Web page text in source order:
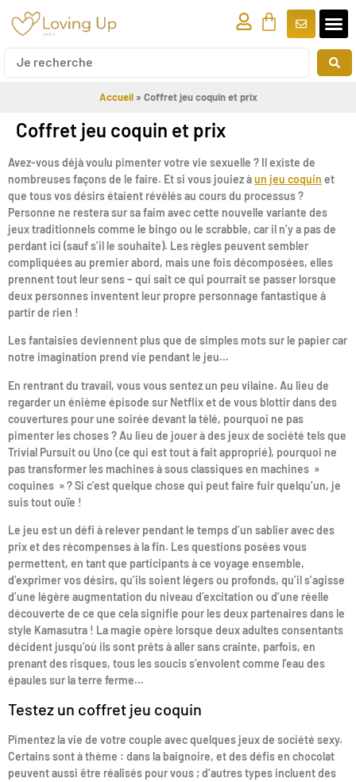
Accueil» Coffret jeu coquin et prix
Coffret jeu coquin et prix
Avez-vous déjà voulu pimenter votre vie sexuelle ? Il existe de
nombreuses façons de le faire. Et si vous jouiez àun jeu coquin et
que tous vos désirs étaient révélés au cours du processus ?
Personne ne restera sur sa faim avec cette nouvelle variante des
jeux traditionnels comme le bingo ou le scrabble, car il n’y a pas de
perdant ici (sauf s’il le souhaite). Les règles peuvent sembler
compliquées au premier abord, mais une fois décomposées, elles
prennent tout leur sens – qui sait ce qui pourrait se passer lorsque
deux personnes inventent leur propre personnage fantastique à
partir de rien !
Les fantaisies deviennent plus que de simples mots sur le papier car
notre imagination prend vie pendant le jeu…
En rentrant du travail, vous vous sentez un peu vilaine. Au lieu de
regarder un énième épisode sur Netflix et de vous blottir dans des
couvertures pour une soirée devant la télé, pourquoi ne pas
pimenter les choses ? Au lieu de jouer à des jeux de société tels que
Trivial Pursuit ou Uno (ce qui est tout à fait approprié), pourquoi ne
pas transformer les machines à sous classiques en machines »
coquines » ? Si c’est quelque chose qui peut faire fuir quelqu’un, je
suis tout ouïe !
Le jeu est un défi à relever pendant le temps d’un sablier avec des
prix et des récompenses à la fin. Les questions posées vous
permettent, en tant que participants à ce voyage ensemble,
d’exprimer vos désirs, qu’ils soient légers ou profonds, qu’il s’agisse
d’une légère augmentation du niveau d’excitation ou d’une réelle
découverte de ce que cela signifie pour les deux partenaires dans le
style Kamasutra ! La magie opère lorsque deux adultes consentants
décident jusqu’où ils sont prêts à aller sans crainte, parfois, en
prenant des risques, tous les soucis s’envolent comme l’eau des
épaules sur la terre ferme…
Testez un coffret jeu coquin
Pimentez la vie de votre couple avec quelques jeux de société sexy.
Certains sont à thème : dans la baignoire, et des défis en chocolat
peuvent aussi être réalisés pour vous ; d’autres types incluent des